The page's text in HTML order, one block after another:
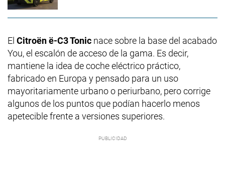
El Citroën ë-C3 Tonic nace sobre la base del acabado
You, el escalón de acceso de la gama. Es decir,
mantiene la idea de coche eléctrico práctico,
fabricado en Europa y pensado para un uso
mayoritariamente urbano o periurbano, pero corrige
algunos de los puntos que podían hacerlo menos
apetecible frente a versiones superiores.